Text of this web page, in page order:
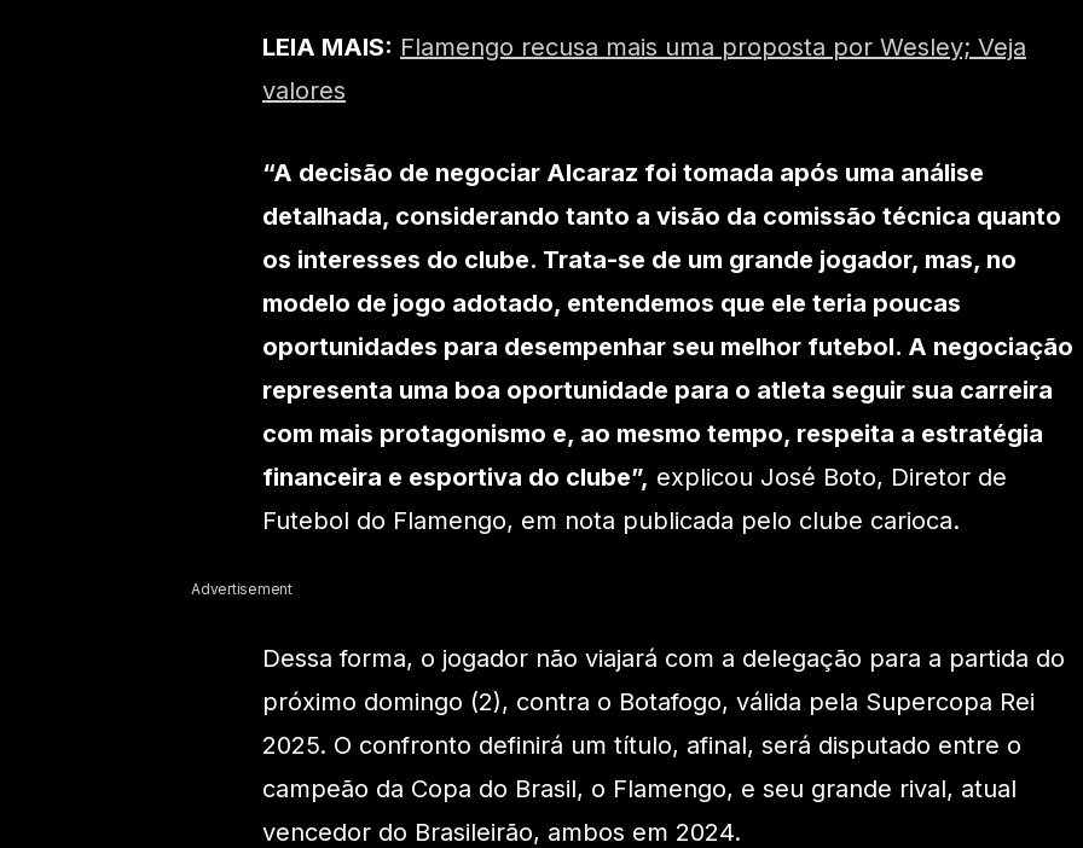
LEIA MAIS: Flamengo recusa mais uma proposta por Wesley; Veja
valores
“A decisão de negociar Alcaraz foi tomada após uma análise
detalhada, considerando tanto a visão da comissão técnica quanto
os interesses do clube. Trata-se de um grande jogador, mas, no
modelo de jogo adotado, entendemos que ele teria poucas
oportunidades para desempenhar seu melhor futebol. A negociação
representa uma boa oportunidade para o atleta seguir sua carreira
com mais protagonismo e, ao mesmo tempo, respeita a estratégia
financeira e esportiva do clube”, explicou José Boto, Diretor de
Futebol do Flamengo, em nota publicada pelo clube carioca.
Advertisement
Dessa forma, o jogador não viajará com a delegação para a partida do
próximo domingo (2), contra o Botafogo, válida pela Supercopa Rei
2025. O confronto definirá um título, afinal, será disputado entre o
campeão da Copa do Brasil, o Flamengo, e seu grande rival, atual
vencedor do Brasileirão, ambos em 2024.